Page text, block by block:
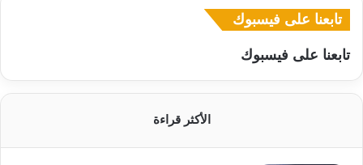
تابعنا على فيسبوك
تابعنا على فيسبوك
الأكثر قراءة